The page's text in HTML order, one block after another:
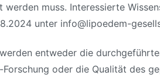
werden muss. Interessierte
unter info@lipoedem-
entweder die
oder die Qualität des